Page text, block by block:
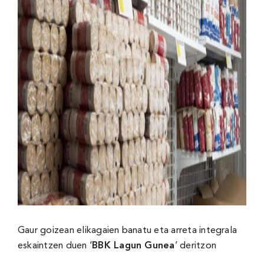
Gaur goizean elikagaien banatu eta arreta integrala
eskaintzen duen ‘BBK Lagun Gunea’ deritzon